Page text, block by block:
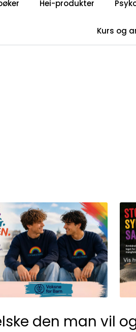
Privatkunde: Fri
Hei-produkter
Kurs og
den man vil